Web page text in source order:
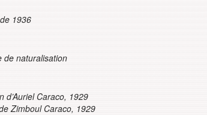
1936
de naturalisation
d’Auriel Caraco, 1929
Zimboul Caraco, 1929